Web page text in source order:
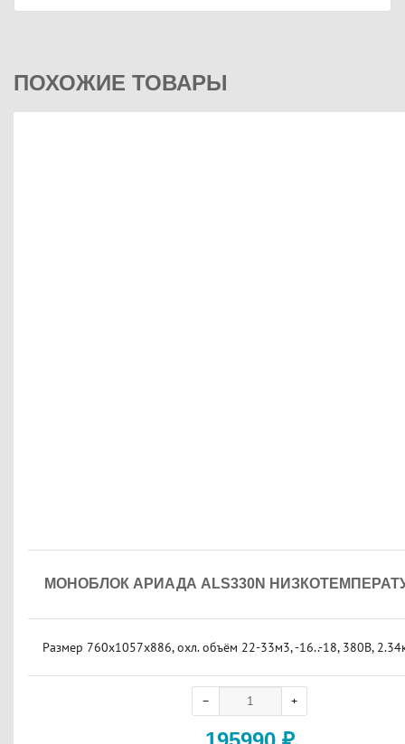
ПОХОЖИЕ ТОВАРЫ
МОНОБЛОК АРИАДА ALS330N
Размер 760х1057х886, охл. объём 22-33м3, -16..-18, 380В,